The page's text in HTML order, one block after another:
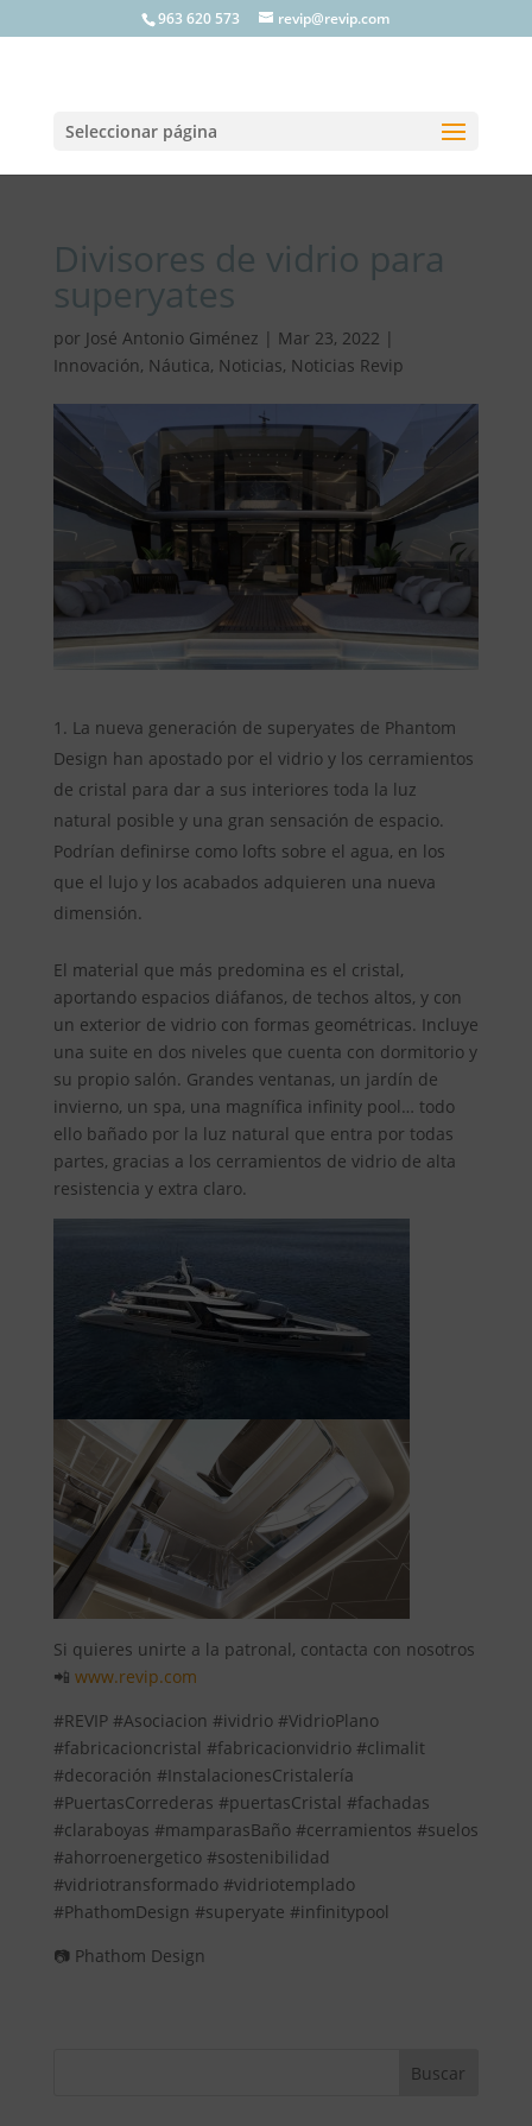
963 620 573 revip@revip.com
Seleccionar página
Divisores de vidrio para
superyates
por José Antonio Giménez | Mar 23, 2022 |
Innovación, Náutica, Noticias, Noticias Revip
La nueva generación de superyates de Phantom
Design han apostado por el vidrio y los cerramientos
de cristal para dar a sus interiores toda la luz
natural posible y una gran sensación de espacio.
Podrían definirse como lofts sobre el agua, en los
que el lujo y los acabados adquieren una nueva
dimensión.
El material que más predomina es el cristal,
aportando espacios diáfanos, de techos altos, y con
un exterior de vidrio con formas geométricas. Incluye
una suite en dos niveles que cuenta con dormitorio y
su propio salón. Grandes ventanas, un jardín de
invierno, un spa, una magnífica infinity pool… todo
ello bañado por la luz natural que entra por todas
partes, gracias a los cerramientos de vidrio de alta
resistencia y extra claro.
Si quieres unirte a la patronal, contacta con nosotros
📲 www.revip.com
#REVIP #Asociacion #ividrio #VidrioPlano
#fabricacioncristal #fabricacionvidrio #climalit
#decoración #InstalacionesCristalería
#PuertasCorrederas #puertasCristal #fachadas
#claraboyas #mamparasBaño #cerramientos #suelos
#ahorroenergetico #sostenibilidad
#vidriotransformado #vidriotemplado
#PhathomDesign #superyate #infinitypool
📷 Phathom Design